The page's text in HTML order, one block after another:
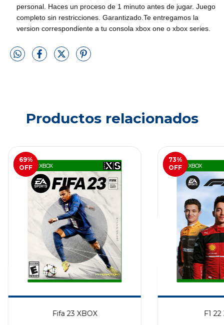
personal. Haces un proceso de 1 minuto antes de jugar. Juego
completo sin restricciones. Garantizado.Te entregamos la
version correspondiente a tu consola xbox one o xbox series.
Productos relacionados
69%
OFF
Fifa 23 XBOX
73%
OFF
F1